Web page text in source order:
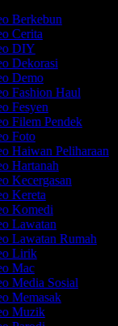
Berkebun
Cerita
DIY
Dekorasi
Demo
Fashion Haul
Fesyen
Filem Pendek
Foto
Haiwan Peliharaan
Hartanah
Kecergasan
Kereta
Komedi
Lawatan
Lawatan Rumah
Lirik
Mac
Media Sosial
Memasak
Muzik